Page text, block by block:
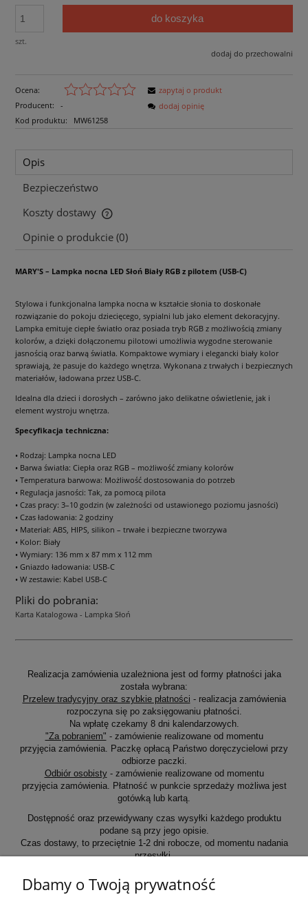
szt.
do koszyka
dodaj do przechowalni
Ocena:
Producent:
-
Kod produktu:
MW61258
zapytaj o produkt
dodaj opinię
Opis
Bezpieczeństwo
Koszty dostawy
Cena nie zawiera ewentualnych kosztów płatności
Opinie o produkcie (0)
MARY'S – Lampka nocna LED Słoń Biały RGB z pilotem (USB-C)
Stylowa i funkcjonalna lampka nocna w kształcie słonia to doskonałe
rozwiązanie do pokoju dziecięcego, sypialni lub jako element dekoracyjny.
Lampka emituje ciepłe światło oraz posiada tryb RGB z możliwością zmiany
kolorów, a dzięki dołączonemu pilotowi umożliwia wygodne sterowanie
jasnością oraz barwą światła. Kompaktowe wymiary i elegancki biały kolor
sprawiają, że pasuje do każdego wnętrza. Wykonana z trwałych i bezpiecznych
materiałów, ładowana przez USB-C.
Idealna dla dzieci i dorosłych – zarówno jako delikatne oświetlenie, jak i
element wystroju wnętrza.
Specyfikacja techniczna:
• Rodzaj: Lampka nocna LED
• Barwa światła: Ciepła oraz RGB – możliwość zmiany kolorów
• Temperatura barwowa: Możliwość dostosowania do potrzeb
• Regulacja jasności: Tak, za pomocą pilota
• Czas pracy: 3–10 godzin (w zależności od ustawionego poziomu jasności)
• Czas ładowania: 2 godziny
• Materiał: ABS, HIPS, silikon – trwałe i bezpieczne tworzywa
• Kolor: Biały
• Wymiary: 136 mm x 87 mm x 112 mm
• Gniazdo ładowania: USB-C
• W zestawie: Kabel USB-C
Pliki do pobrania:
Karta Katalogowa - Lampka Słoń
Realizacja zamówienia uzależniona jest od formy płatności jaka
została wybrana:
Przelew tradycyjny oraz szybkie płatności - realizacja zamówienia
rozpoczyna się po zaksięgowaniu płatności.
Na wpłatę czekamy 8 dni kalendarzowych.
"Za pobraniem" - zamówienie realizowane od momentu
przyjęcia zamówienia. Paczkę opłacą Państwo doręczycielowi przy
odbiorze paczki.
Odbiór osobisty- zamówienie realizowane od momentu
przyjęcia zamówienia. Płatność w punkcie sprzedaży możliwa jest
gotówką lub kartą.
Dostępność oraz przewidywany czas wysyłki każdego produktu
podane są przy jego opisie.
Czas dostawy, to przeciętnie 1-2 dni robocze, od momentu nadania
przesyłki.
Dbamy o Twoją prywatność